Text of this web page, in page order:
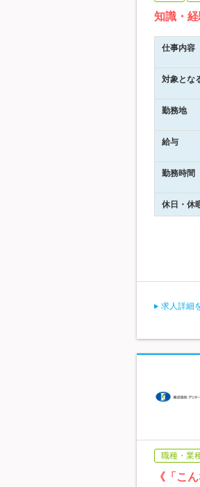
知識・
仕事内容
対象とな
勤務地
給与
勤務時間
休日・休
求人詳細
職種・業
《「こ